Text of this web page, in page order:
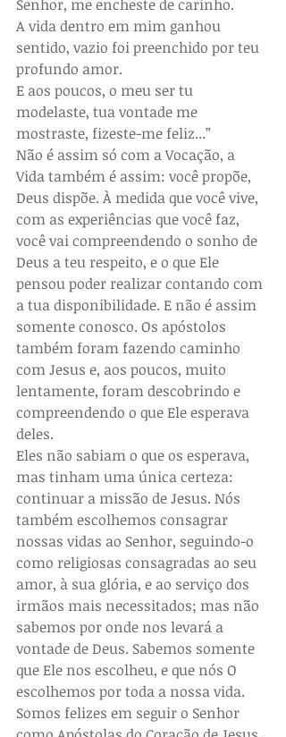
Senhor, me encheste de carinho.
A vida dentro em mim ganhou
sentido, vazio foi preenchido por teu
profundo amor.
E aos poucos, o meu ser tu
modelaste, tua vontade me
mostraste, fizeste-me feliz...”
Não é assim só com a Vocação, a
Vida também é assim: você propõe,
Deus dispõe. À medida que você vive,
com as experiências que você faz,
você vai compreendendo o sonho de
Deus a teu respeito, e o que Ele
pensou poder realizar contando com
a tua disponibilidade. E não é assim
somente conosco. Os apóstolos
também foram fazendo caminho
com Jesus e, aos poucos, muito
lentamente, foram descobrindo e
compreendendo o que Ele esperava
deles.
Eles não sabiam o que os esperava,
mas tinham uma única certeza:
continuar a missão de Jesus. Nós
também escolhemos consagrar
nossas vidas ao Senhor, seguindo-o
como religiosas consagradas ao seu
amor, à sua glória, e ao serviço dos
irmãos mais necessitados; mas não
sabemos por onde nos levará a
vontade de Deus. Sabemos somente
que Ele nos escolheu, e que nós O
escolhemos por toda a nossa vida.
Somos felizes em seguir o Senhor